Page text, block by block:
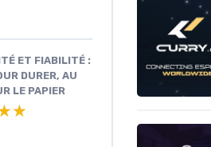
ET FIABILITÉ :
DURER, AU
LE PAPIER